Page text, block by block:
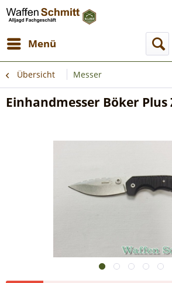
Menü
Übersicht Messer
Einhandmesser Böker Plus